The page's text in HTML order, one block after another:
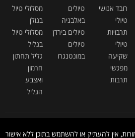
רובד אנושי
טיולי
תרבויות
טיולי
שקיעה
מפגשי
תרבות
טיולים
באלבניה
טיולים בירדן
טיולים
במונטנגרו
מסלולי טיול
בגולן
מסלולי טיול
בגליל
גליל תחתון
חרמון
ואצבע
הגליל
אין להעתיק או להשתמש בתוכן ללא אישור